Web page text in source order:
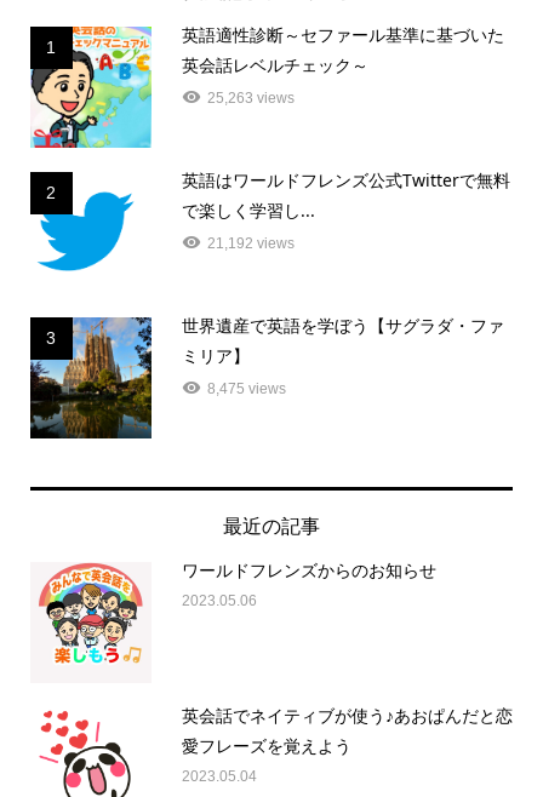
1
英語適性診断～セファール基準に基づいた
英会話レベルチェック～
25,263 views
2
英語はワールドフレンズ公式Twitterで無料
で楽しく学習し...
21,192 views
3
世界遺産で英語を学ぼう【サグラダ・ファ
ミリア】
8,475 views
最近の記事
ワールドフレンズからのお知らせ
2023.05.06
英会話でネイティブが使う♪あおぱんだと恋
愛フレーズを覚えよう
2023.05.04